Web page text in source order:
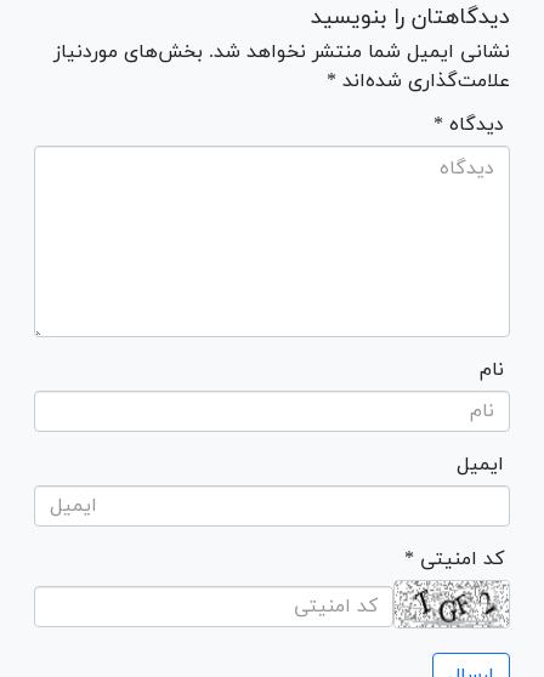
دیدگاهتان را بنویسید
نشانی ایمیل شما منتشر نخواهد شد. بخش‌های موردنیاز
علامت‌گذاری شده‌اند *
* دیدگاه
نام
ایمیل
* کد امنیتی